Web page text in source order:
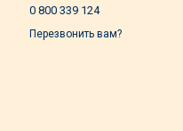
0 800 339 124
Перезвонить вам?